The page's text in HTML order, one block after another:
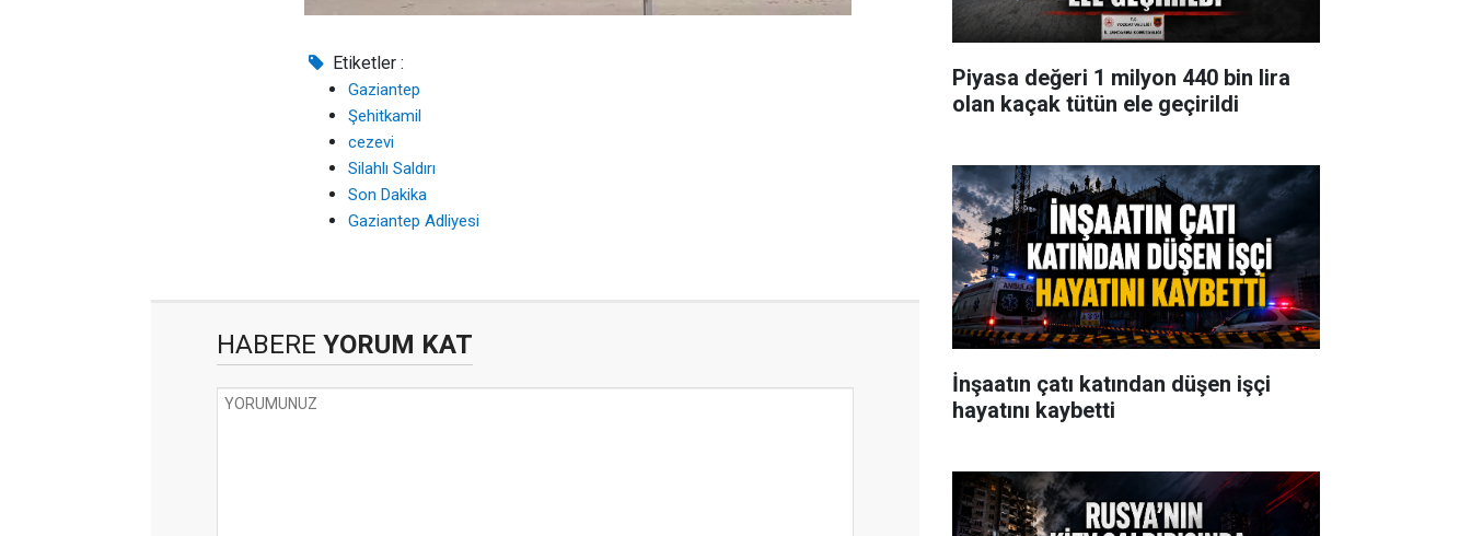
Etiketler :
Gaziantep
Şehitkamil
cezevi
Silahlı Saldırı
Son Dakika
Gaziantep Adliyesi
HABERE YORUM KAT
Piyasa değeri 1 milyon 440 bin lira
olan kaçak tütün ele geçirildi
İnşaatın çatı katından düşen işçi
hayatını kaybetti